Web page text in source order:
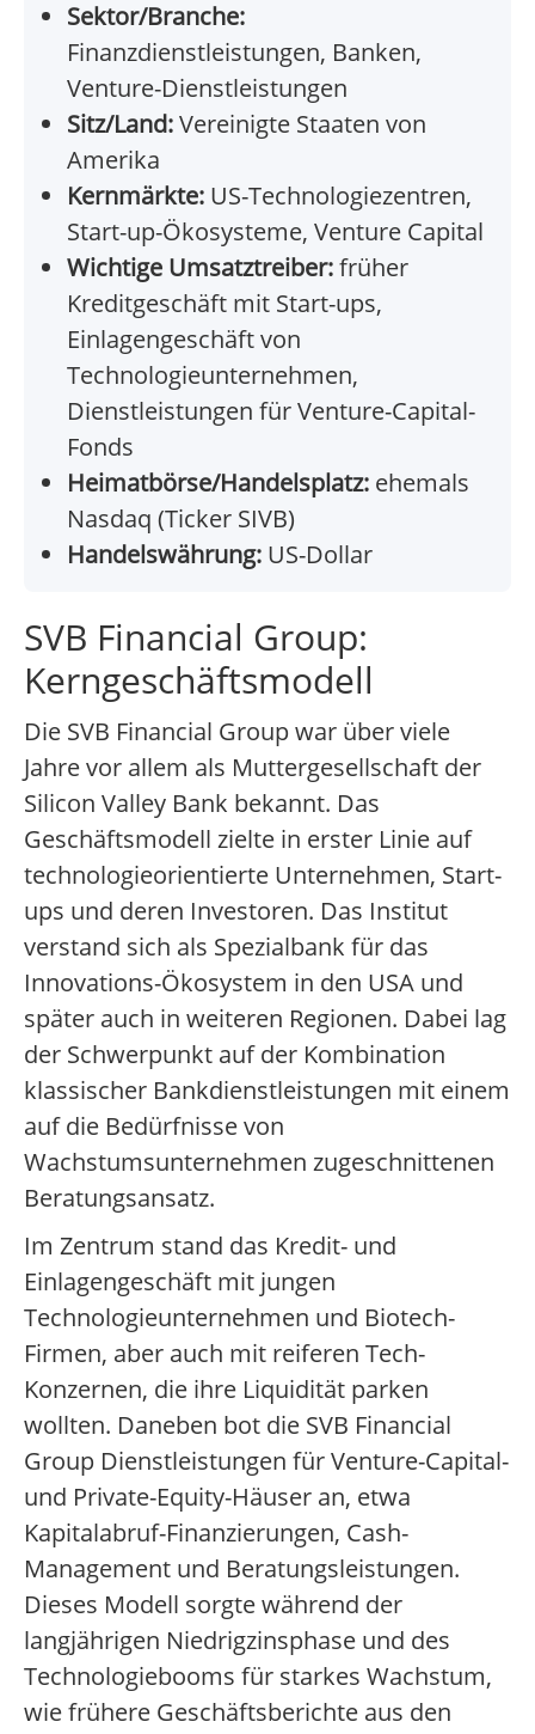
Sektor/Branche:
Finanzdienstleistungen, Banken,
Venture-Dienstleistungen
Sitz/Land:Vereinigte Staaten von
Amerika
Kernmärkte: US-Technologiezentren,
Start-up-Ökosysteme, Venture Capital
Wichtige Umsatztreiber:früher
Kreditgeschäft mit Start-ups,
Einlagengeschäft von
Technologieunternehmen,
Dienstleistungen für Venture-Capital-
Fonds
Heimatbörse/Handelsplatz: ehemals
Nasdaq (Ticker SIVB)
Handelswährung: US-Dollar
SVB Financial Group:
Kerngeschäftsmodell
Die SVB Financial Group war über viele
Jahre vor allem als Muttergesellschaft der
Silicon Valley Bank bekannt. Das
Geschäftsmodell zielte in erster Linie auf
technologieorientierte Unternehmen, Start-
ups und deren Investoren. Das Institut
verstand sich als Spezialbank für das
Innovations-Ökosystem in den USA und
später auch in weiteren Regionen. Dabei lag
der Schwerpunkt auf der Kombination
klassischer Bankdienstleistungen mit einem
auf die Bedürfnisse von
Wachstumsunternehmen zugeschnittenen
Beratungsansatz.
Im Zentrum stand das Kredit- und
Einlagengeschäft mit jungen
Technologieunternehmen und Biotech-
Firmen, aber auch mit reiferen Tech-
Konzernen, die ihre Liquidität parken
wollten. Daneben bot die SVB Financial
Group Dienstleistungen für Venture-Capital-
und Private-Equity-Häuser an, etwa
Kapitalabruf-Finanzierungen, Cash-
Management und Beratungsleistungen.
Dieses Modell sorgte während der
langjährigen Niedrigzinsphase und des
Technologiebooms für starkes Wachstum,
wie frühere Geschäftsberichte aus den